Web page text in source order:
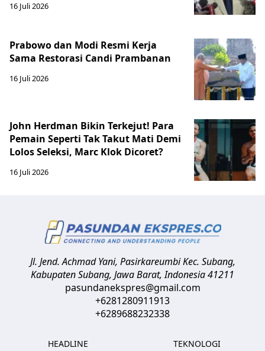
16 Juli 2026
Prabowo dan Modi Resmi Kerja
Sama Restorasi Candi Prambanan
16 Juli 2026
John Herdman Bikin Terkejut! Para
Pemain Seperti Tak Takut Mati Demi
Lolos Seleksi, Marc Klok Dicoret?
16 Juli 2026
Jl. Jend. Achmad Yani, Pasirkareumbi Kec. Subang,
Kabupaten Subang, Jawa Barat,Indonesia41211
pasundanekspres@gmail.com
+6281280911913
+6289688232338
HEADLINE
TEKNOLOGI